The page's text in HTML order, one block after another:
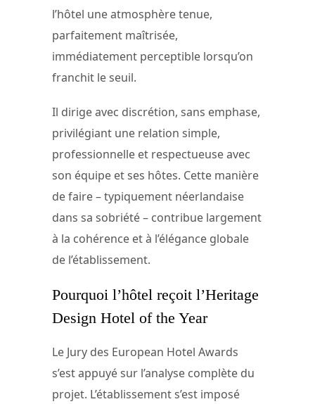
l’hôtel une atmosphère tenue,
parfaitement maîtrisée,
immédiatement perceptible lorsqu’on
franchit le seuil.
Il dirige avec discrétion, sans emphase,
privilégiant une relation simple,
professionnelle et respectueuse avec
son équipe et ses hôtes. Cette manière
de faire – typiquement néerlandaise
dans sa sobriété – contribue largement
à la cohérence et à l’élégance globale
de l’établissement.
Pourquoi l’hôtel reçoit l’Heritage
Design Hotel of the Year
Le Jury des European Hotel Awards
s’est appuyé sur l’analyse complète du
projet. L’établissement s’est imposé